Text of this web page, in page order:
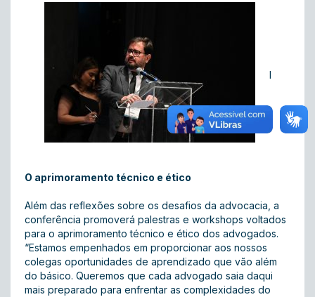
I
O aprimoramento técnico e ético
Além das reflexões sobre os desafios da advocacia, a
conferência promoverá palestras e workshops voltados
para o aprimoramento técnico e ético dos advogados.
“Estamos empenhados em proporcionar aos nossos
colegas oportunidades de aprendizado que vão além
do básico. Queremos que cada advogado saia daqui
mais preparado para enfrentar as complexidades do